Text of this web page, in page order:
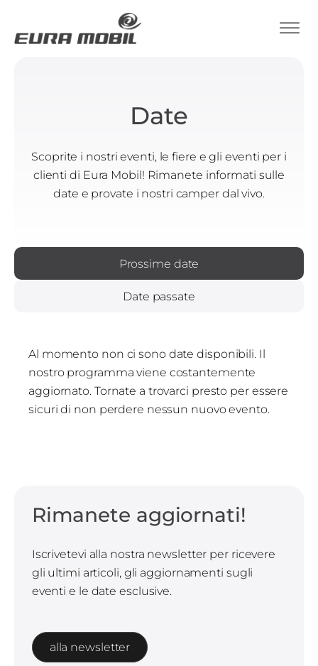
Date
Scoprite i nostri eventi, le fiere e gli eventi per i
clienti di Eura Mobil! Rimanete informati sulle
date e provate i nostri camper dal vivo.
Prossime date
Date passate
Al momento non ci sono date disponibili. Il
nostro programma viene costantemente
aggiornato. Tornate a trovarci presto per essere
sicuri di non perdere nessun nuovo evento.
Rimanete aggiornati!
Iscrivetevi alla nostra newsletter per ricevere
gli ultimi articoli, gli aggiornamenti sugli
eventi e le date esclusive.
alla newsletter